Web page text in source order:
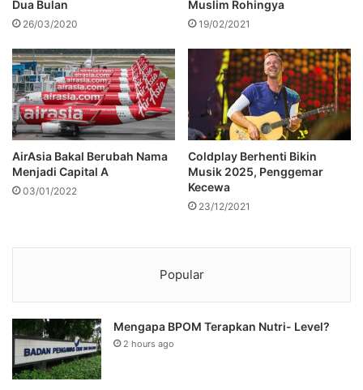
Dua Bulan
26/03/2020
Muslim Rohingya
19/02/2021
AirAsia Bakal Berubah Nama
Menjadi Capital A
03/01/2022
Coldplay Berhenti Bikin
Musik 2025, Penggemar
Kecewa
23/12/2021
Popular
Mengapa BPOM Terapkan Nutri- Level?
2 hours ago